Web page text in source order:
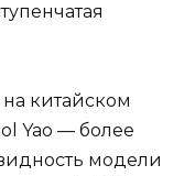
китайском
Yao — более
модели